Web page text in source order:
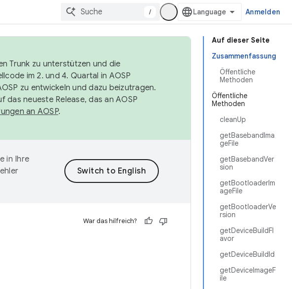
/ Anmelden
Auf dieser Seite
Zusammenfassung
Öffentliche
Methoden
Öffentliche
Methoden
cleanUp
getBasebandIma
geFile
getBasebandVer
sion
getBootloaderIm
ageFile
getBootloaderVe
rsion
getDeviceBuildFl
avor
getDeviceBuildId
getDeviceImageF
ile
Trunk zu unterstützen und die
im 2. und 4. Quartal in AOSP
zu entwickeln und dazu beizutragen.
das neueste Release, das an AOSP
an AOSP.
in Ihre
War das hilfreich?